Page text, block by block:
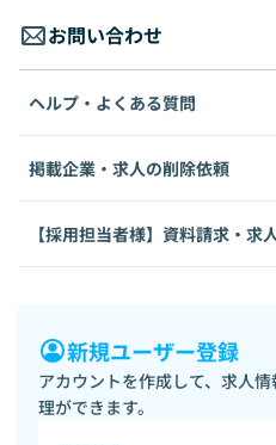
お問い合わせ
ヘルプ・よくある質問
掲載企業・求人の削除依頼
【採用担当者様】資料請求・求
新規ユーザー登録
アカウントを作成して、求人
理ができます。